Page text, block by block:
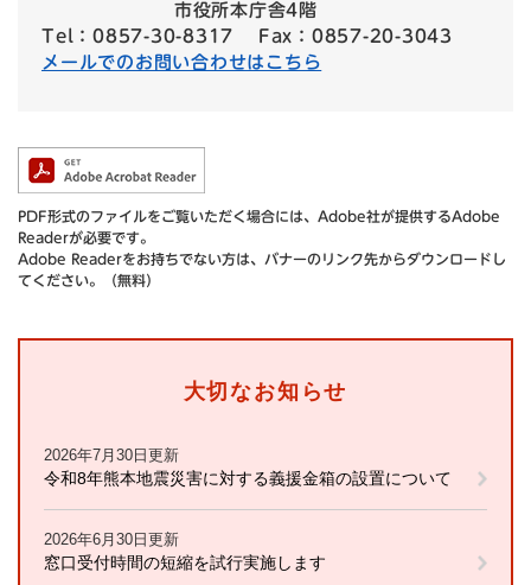
市役所本庁舎4階
Tel：0857-30-8317
Fax：0857-20-3043
メールでのお問い合わせはこちら
PDF形式のファイルをご覧いただく場合には、Adobe社が提供するAdobe
Readerが必要です。
Adobe Readerをお持ちでない方は、バナーのリンク先からダウンロードし
てください。（無料）
大切なお知らせ
2026年7月30日更新
令和8年熊本地震災害に対する義援金箱の設置について
2026年6月30日更新
窓口受付時間の短縮を試行実施します